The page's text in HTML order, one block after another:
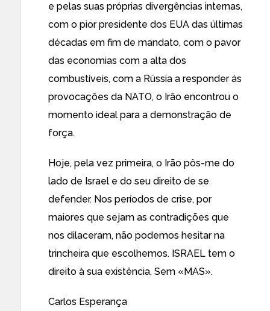
e pelas suas próprias divergências internas,
com o pior presidente dos EUA das últimas
décadas em fim de mandato, com o pavor
das economias com a alta dos
combustíveis, com a Rússia a responder ás
provocações da NATO, o Irão encontrou o
momento ideal para a demonstração de
força.
Hoje, pela vez primeira, o Irão pôs-me do
lado de Israel e do seu direito de se
defender. Nos períodos de crise, por
maiores que sejam as contradições que
nos dilaceram, não podemos hesitar na
trincheira que escolhemos. ISRAEL tem o
direito à sua existência. Sem «MAS».
Carlos Esperança